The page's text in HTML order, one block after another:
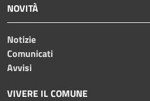
NOVITÀ
Notizie
Comunicati
Avvisi
VIVERE IL COMUNE